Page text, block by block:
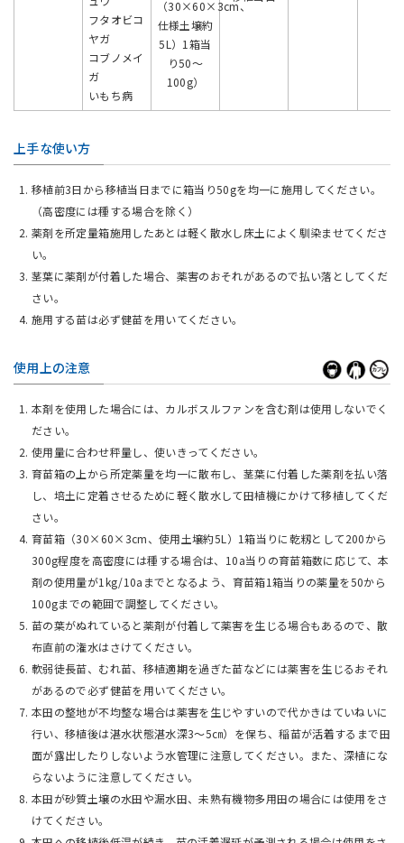
フタオビコ
ヤガ
コブノメイ
ガ
いもち病
（30×60×3cm、
仕様土壌約
5L）1箱当
り50〜
100g）
上手な使い方
移植前3日から移植当日までに箱当り50gを均一に施用してください。
（高密度には種する場合を除く）
薬剤を所定量箱施用したあとは軽く散水し床土によく馴染ませてくださ
い。
茎葉に薬剤が付着した場合、薬害のおそれがあるので払い落としてくだ
さい。
施用する苗は必ず健苗を用いてください。
使用上の注意
本剤を使用した場合には、カルボスルファンを含む剤は使用しないでく
ださい。
使用量に合わせ秤量し、使いきってください。
育苗箱の上から所定薬量を均一に散布し、茎葉に付着した薬剤を払い落
し、培土に定着させるために軽く散水して田植機にかけて移植してくだ
さい。
育苗箱（30×60×3cm、使用土壌約5L）1箱当りに乾籾として200から
300g程度を高密度には種する場合は、10a当りの育苗箱数に応じて、本
剤の使用量が1kg/10aまでとなるよう、育苗箱1箱当りの薬量を50から
100gまでの範囲で調整してください。
苗の葉がぬれていると薬剤が付着して薬害を生じる場合もあるので、散
布直前の潅水はさけてください。
軟弱徒長苗、むれ苗、移植適期を過ぎた苗などには薬害を生じるおそれ
があるので必ず健苗を用いてください。
本田の整地が不均整な場合は薬害を生じやすいので代かきはていねいに
行い、移植後は湛水状態湛水深3～5㎝）を保ち、稲苗が活着するまで田
面が露出したりしないよう水管理に注意してください。また、深植にな
らないように注意してください。
本田が砂質土壌の水田や漏水田、未熟有機物多用田の場合には使用をさ
けてください。